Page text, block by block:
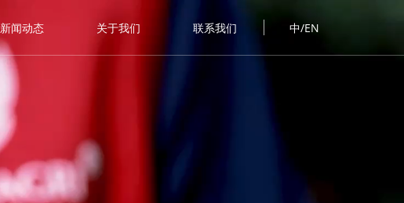
新闻动态 关于我们 联系我们 中/EN